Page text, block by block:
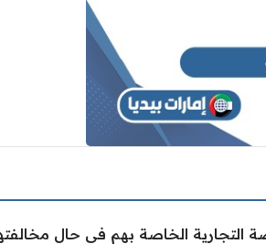
التجارية الخاصة بهم في حال